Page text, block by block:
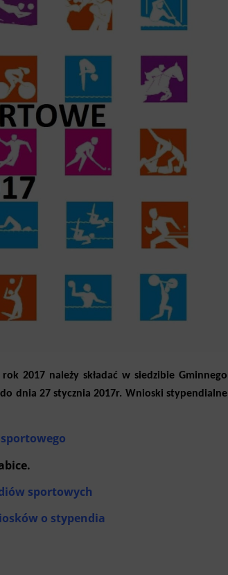
2017 należy składać w siedzibie Gminnego
dnia 27 stycznia 2017r. Wnioski stypendialne
sportowych
o stypendia